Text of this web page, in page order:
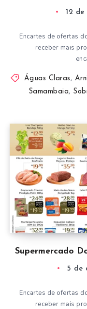
12
Encartes de ofertas
receber mais
Águas Claras ,
Samambaia,
Supermercado
5 de
Encartes de ofertas
receber mais